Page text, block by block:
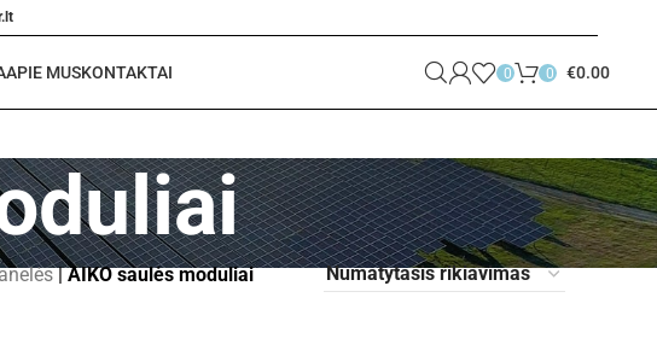
APIE MUSKONTAKTAI 0 0 €0.00
|AIKO saulės moduliai